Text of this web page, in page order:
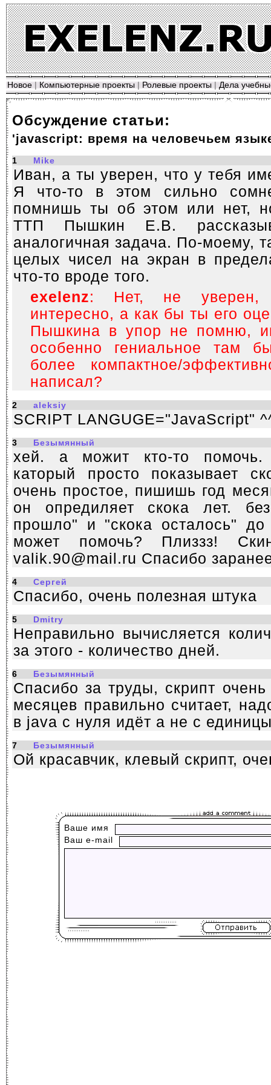
Новое | Компьютерные проекты | Ролевые проекты | Дела
Обсуждение статьи:
'javascript: время на человечьем
1 Mike
Иван, а ты уверен, что у тебя
Я что-то в этом сильно
помнишь ты об этом или нет,
ТТП Пышкин Е.В.
аналогичная задача. По-моему,
целых чисел на экран в
что-то вроде того.
exelenz: Нет, не уверен,
интересно, а как бы ты его
Пышкина в упор не помню,
особенно гениальное там
более компактное/
написал?
2 aleksiy
SCRIPT LANGUGE="JavaScript"
3 Безымянный
хей. а можит кто-то
каторый просто показывает
очень простое, пишишь год
он опредиляет скока лет.
прошло" и "скока осталось" до
может помочь? Плиззз!
valik.90@mail.ru Спасибо
4 Сергей
Спасибо, очень полезная штука
5 Dmitry
Неправильно вычисляется
за этого - количество дней.
6 Безымянный
Спасибо за труды, скрипт
месяцев правильно считает,
в java с нуля идёт а не с
7 Безымянный
Ой красавчик, клевый скрипт,
Ваше имя
Ваш е-mail